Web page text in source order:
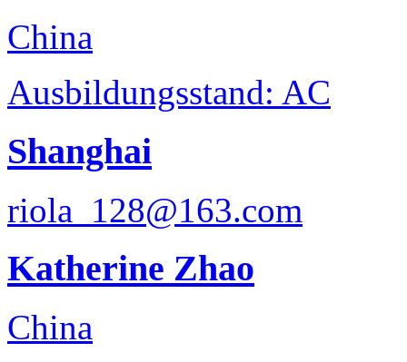
China
Ausbildungsstand: AC
Shanghai
riola_128@163.com
Katherine Zhao
China